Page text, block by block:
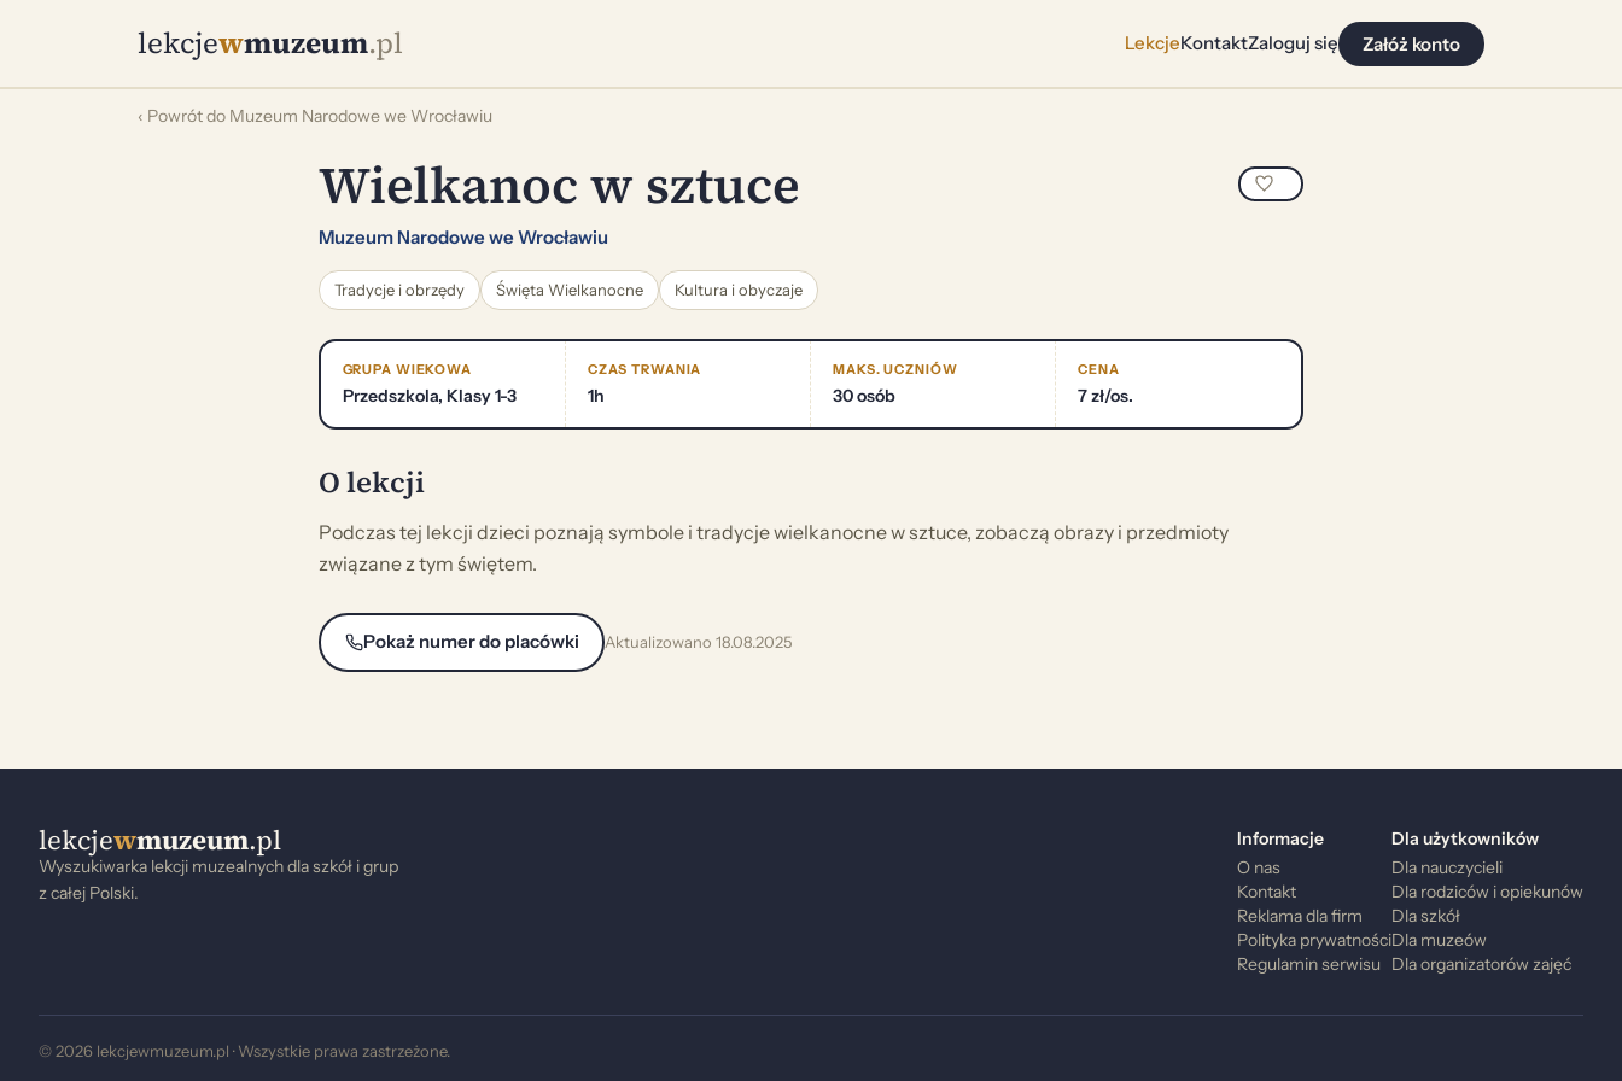
lekcjewmuzeum.pl LekcjeKontaktZaloguj się Załóż konto
‹ Powrót do Muzeum Narodowe we Wrocławiu
Wielkanoc w sztuce
Muzeum Narodowe we Wrocławiu
Tradycje i obrzędy Święta Wielkanocne Kultura i obyczaje
GRUPA WIEKOWA
Przedszkola, Klasy 1-3
CZAS TRWANIA
1h
MAKS. UCZNIÓW
30 osób
CENA
7 zł/os.
O lekcji
Podczas tej lekcji dzieci poznają symbole i tradycje wielkanocne w sztuce, zobaczą obrazy i przedmioty
związane z tym świętem.
Pokaż numer do placówki Aktualizowano 18.08.2025
lekcjewmuzeum.pl
Wyszukiwarka lekcji muzealnych dla szkół i grup
z całej Polski.
Informacje
O nas
Kontakt
Reklama dla firm
Polityka prywatności
Regulamin serwisu
Dla użytkowników
Dla nauczycieli
Dla rodziców i opiekunów
Dla szkół
Dla muzeów
Dla organizatorów zajęć
© 2026 lekcjewmuzeum.pl · Wszystkie prawa zastrzeżone.